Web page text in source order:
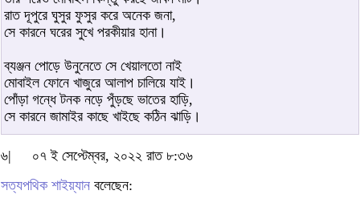
রাত দূপুরে ঘুসুর ফুসুর করে অনেক জনা,
সে কারনে ঘরের সুখে পরকীয়ার হানা।
ব্যঞ্জন পোড়ে উনুনেতে সে খেয়ালতো নাই
মোবাইল ফোনে খাজুরে আলাপ চালিয়ে যাই।
পোঁড়া গন্ধে টনক নড়ে পুঁড়ছে ভাতের হাড়ি,
সে কারনে জামাইর কাছে খাইছে কঠিন ঝাড়ি।
৬|
০৭ ই সেপ্টেম্বর, ২০২২ রাত ৮:৩৬
সত্যপথিক শাইয়্যান বলেছেন: